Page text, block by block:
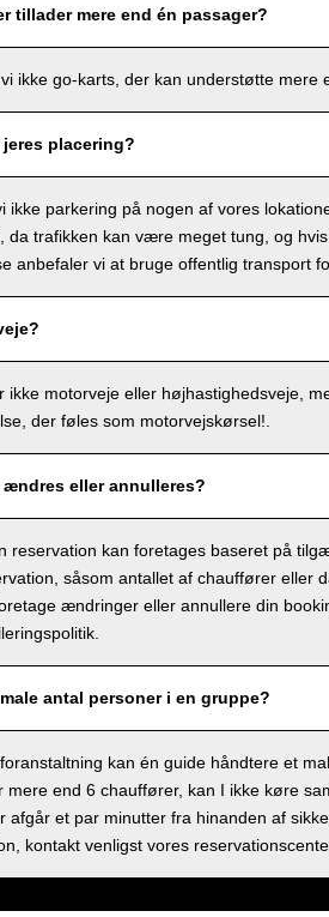
tillader mere end én passager?
ikke go-karts, der kan understøtte mere
placering?
ikke parkering på nogen af vores
da trafikken kan være meget tung, og
anbefaler vi at bruge offentlig transport
ikke motorveje eller højhastighedsveje,
der føles som motorvejskørsel!.
ændres eller annulleres?
reservation kan foretages baseret på
såsom antallet af chauffører eller
ændringer eller annullere din
antal personer i en gruppe?
kan én guide håndtere et
mere end 6 chauffører, kan I ikke køre
afgår et par minutter fra hinanden af
kontakt venligst vores